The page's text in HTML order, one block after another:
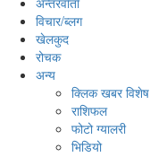
विचार/ब्लग
खेलकुद
रोचक
अन्य
क्लिक खबर विशेष
राशिफल
फोटो ग्यालरी
भिडियो